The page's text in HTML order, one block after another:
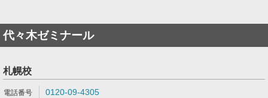
代々木ゼミナール
札幌校
0120-09-4305